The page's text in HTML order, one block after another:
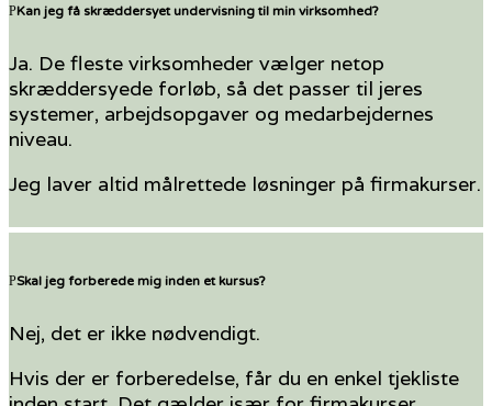
Kan jeg få skræddersyet undervisning til min virksomhed?
Ja. De fleste virksomheder vælger netop
skræddersyede forløb, så det passer til jeres
systemer, arbejdsopgaver og medarbejdernes
niveau.
Jeg laver altid målrettede løsninger på firmakurser.
Skal jeg forberede mig inden et kursus?
Nej, det er ikke nødvendigt.
Hvis der er forberedelse, får du en enkel tjekliste